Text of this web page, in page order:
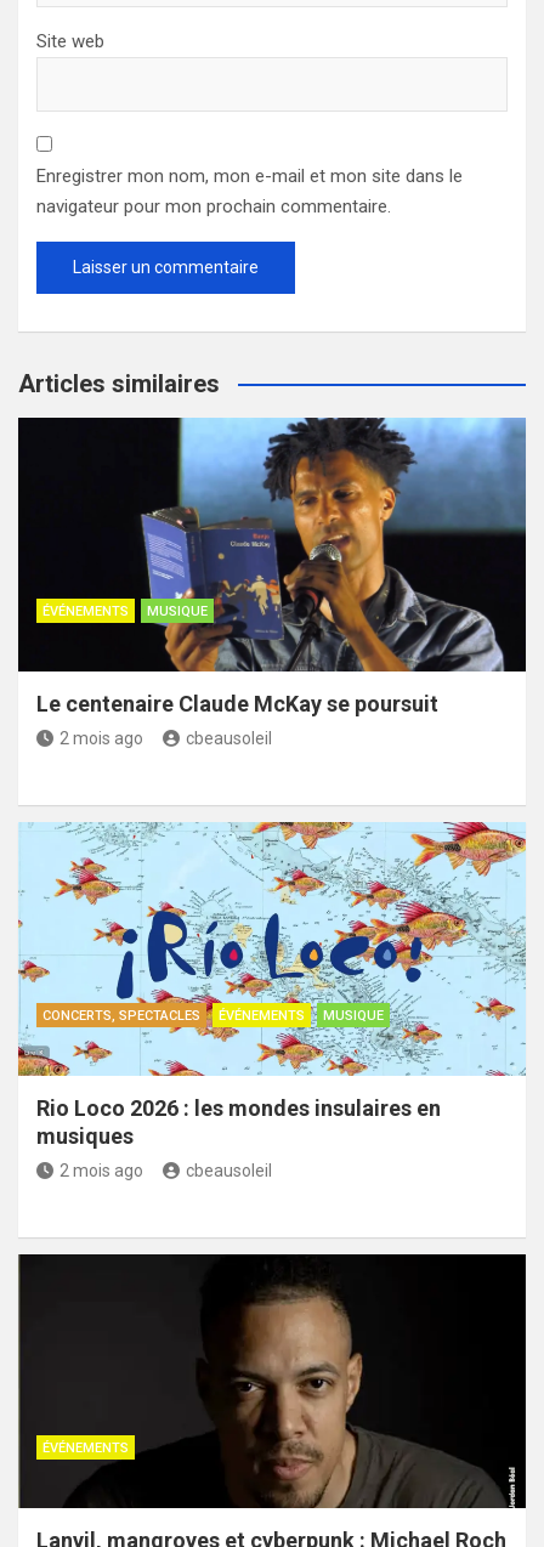
Site web
Enregistrer mon nom, mon e-mail et mon site dans le
navigateur pour mon prochain commentaire.
Articles similaires
ÉVÉNEMENTS MUSIQUE
Le centenaire Claude McKay se poursuit
2 mois ago cbeausoleil
CONCERTS, SPECTACLES ÉVÉNEMENTS MUSIQUE
Rio Loco 2026 : les mondes insulaires en
musiques
2 mois ago cbeausoleil
ÉVÉNEMENTS
Lanvil, mangroves et cyberpunk : Michael Roch